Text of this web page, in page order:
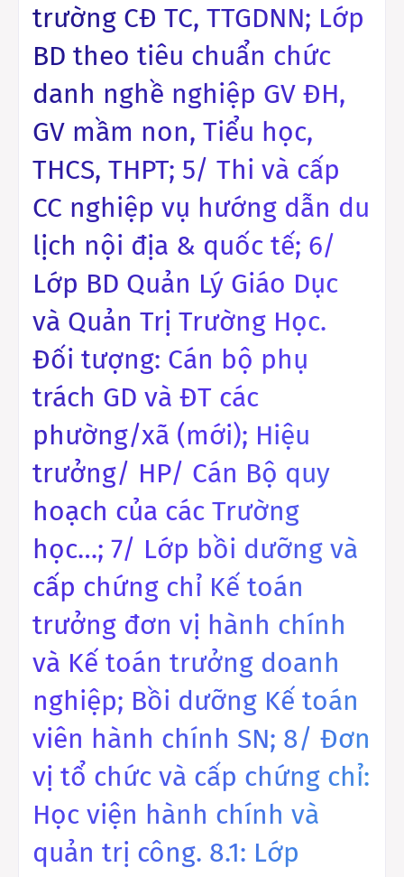
trường CĐ TC, TTGDNN; Lớp
BD theo tiêu chuẩn chức
danh nghề nghiệp GV ĐH,
GV mầm non, Tiểu học,
THCS, THPT; 5/ Thi và cấp
CC nghiệp vụ hướng dẫn du
lịch nội địa & quốc tế; 6/
Lớp BD Quản Lý Giáo Dục
và Quản Trị Trường Học.
Đối tượng: Cán bộ phụ
trách GD và ĐT các
phường/xã (mới); Hiệu
trưởng/ HP/ Cán Bộ quy
hoạch của các Trường
học…; 7/ Lớp bồi dưỡng và
cấp chứng chỉ Kế toán
trưởng đơn vị hành chính
và Kế toán trưởng doanh
nghiệp; Bồi dưỡng Kế toán
viên hành chính SN; 8/ Đơn
vị tổ chức và cấp chứng chỉ:
Học viện hành chính và
quản trị công. 8.1: Lớp